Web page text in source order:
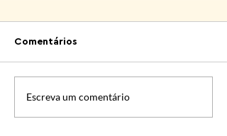
Comentários
Escreva um comentário